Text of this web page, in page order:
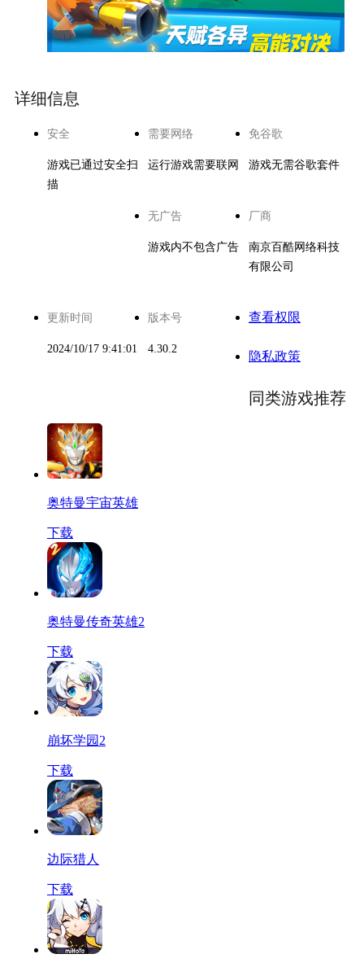
详细信息
安全
游戏已通过安全扫
描
需要网络
运行游戏需要联网
免谷歌
游戏无需谷歌套件
无广告
游戏内不包含广告
厂商
南京百酷网络科技
有限公司
更新时间
2024/10/17 9:41:01
版本号
4.30.2
查看权限
隐私政策
同类游戏推荐
奥特曼宇宙英雄
下载
奥特曼传奇英雄2
下载
崩坏学园2
下载
边际猎人
下载